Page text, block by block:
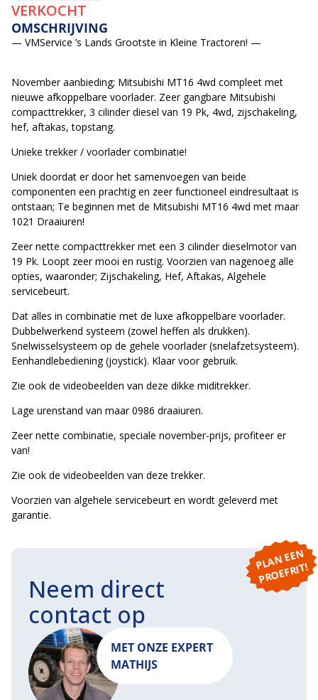
VERKOCHT
OMSCHRIJVING
— VMService ’s Lands Grootste in Kleine Tractoren! —
November aanbieding; Mitsubishi MT16 4wd compleet met
nieuwe afkoppelbare voorlader. Zeer gangbare Mitsubishi
compacttrekker, 3 cilinder diesel van 19 Pk, 4wd, zijschakeling,
hef, aftakas, topstang.
Unieke trekker / voorlader combinatie!
Uniek doordat er door het samenvoegen van beide
componenten een prachtig en zeer functioneel eindresultaat is
ontstaan; Te beginnen met de Mitsubishi MT16 4wd met maar
1021 Draaiuren!
Zeer nette compacttrekker met een 3 cilinder dieselmotor van
19 Pk. Loopt zeer mooi en rustig. Voorzien van nagenoeg alle
opties, waaronder; Zijschakeling, Hef, Aftakas, Algehele
servicebeurt.
Dat alles in combinatie met de luxe afkoppelbare voorlader.
Dubbelwerkend systeem (zowel heffen als drukken).
Snelwisselsysteem op de gehele voorlader (snelafzetsysteem).
Eenhandlebediening (joystick). Klaar voor gebruik.
Zie ook de videobeelden van deze dikke miditrekker.
Lage urenstand van maar 0986 draaiuren.
Zeer nette combinatie, speciale november-prijs, profiteer er
van!
Zie ook de videobeelden van deze trekker.
Voorzien van algehele servicebeurt en wordt geleverd met
garantie.
P
L
A
N
E
E
N
P
R
O
E
F
RI
T!
Neem direct
contact op
MET ONZE EXPERT
MATHIJS